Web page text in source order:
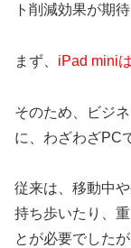
ト削減効果が期
まず、 iPad mini
そのため、ビジ
に、わざわざPC
従来は、移動中
持ち歩いたり、
とが必要でした